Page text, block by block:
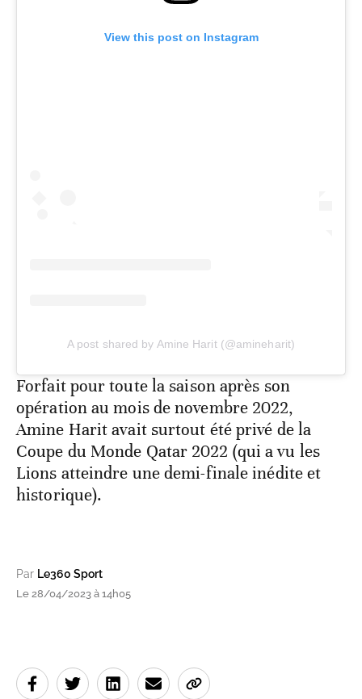
View this post on Instagram
A post shared by Amine Harit (@amineharit)
Forfait pour toute la saison après son
opération au mois de novembre 2022,
Amine Harit avait surtout été privé de la
Coupe du Monde Qatar 2022 (qui a vu les
Lions atteindre une demi-finale inédite et
historique).
Par Le360 Sport
Le 28/04/2023 à 14h05